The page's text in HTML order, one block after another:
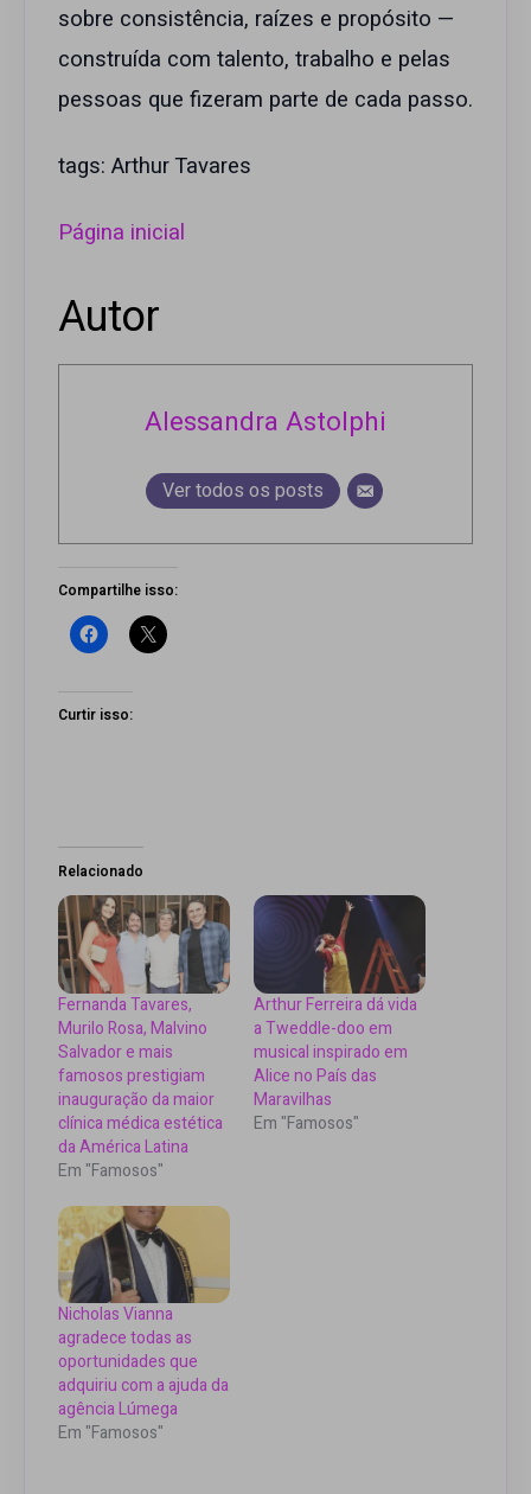
sobre consistência, raízes e propósito —
construída com talento, trabalho e pelas
pessoas que fizeram parte de cada passo.
tags: Arthur Tavares
Página inicial
Autor
Alessandra Astolphi
Ver todos os posts
Compartilhe isso:
Curtir isso:
Relacionado
Fernanda Tavares,
Murilo Rosa, Malvino
Salvador e mais
famosos prestigiam
inauguração da maior
clínica médica estética
da América Latina
Em "Famosos"
Arthur Ferreira dá vida
a Tweddle-doo em
musical inspirado em
Alice no País das
Maravilhas
Em "Famosos"
Nicholas Vianna
agradece todas as
oportunidades que
adquiriu com a ajuda da
agência Lúmega
Em "Famosos"